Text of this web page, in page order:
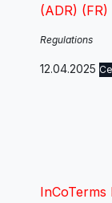
(ADR) (FR)
Regulations
12.04.2025